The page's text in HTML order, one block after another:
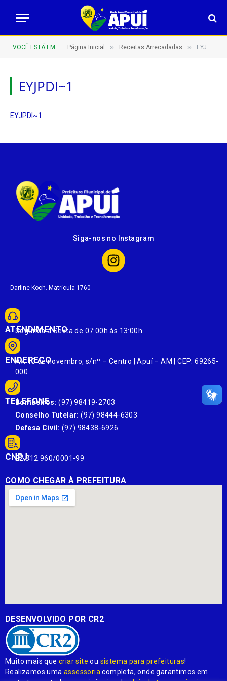
VOCÊ ESTÁ EM: Página Inicial » Receitas Arrecadadas » EYJPDI~1
EYJPDI~1
EYJPDI~1
Siga-nos no Instagram
Darline Koch. Matrícula 1760
ATENDIMENTO
Segunda à Sexta de 07:00h às 13:00h
ENDEREÇO
Av. 13 de novembro, s/nº – Centro | Apuí – AM | CEP: 69265-
000
TELEFONE
Bombeiros: (97) 98419-2703
Conselho Tutelar: (97) 98444-6303
Defesa Civil: (97) 98438-6926
CNPJ:
22.812.960/0001-99
COMO CHEGAR À PREFEITURA
DESENVOLVIDO POR CR2
Muito mais quecriar site ou sistema para prefeituras!
Realizamos umaassessoria completa, onde garantimos em